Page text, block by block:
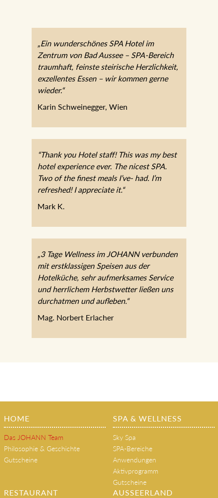
„Ein wunderschönes SPA Hotel im
Zentrum von Bad Aussee – SPA-Bereich
traumhaft, feinste steirische Herzlichkeit,
exzellentes Essen – wir kommen gerne
wieder.“
Karin Schweinegger, Wien
“Thank you Hotel staff! This was my best
hotel experience ever. The nicest SPA.
Two of the finest meals I’ve- had. I’m
refreshed! I appreciate it.“
Mark K.
„3 Tage Wellness im JOHANN verbunden
mit erstklassigen Speisen aus der
Hotelküche, sehr aufmerksames Service
und herrlichem Herbstwetter ließen uns
durchatmen und aufleben.“
Mag. Norbert Erlacher
HOME
Das JOHANN Team
Philosophie & Geschichte
Gutscheine
SPA & WELLNESS
Sky Spa
SPA-Bereiche
Anwendungen
Aktivprogramm
Gutscheine
RESTAURANT AUSSEERLAND